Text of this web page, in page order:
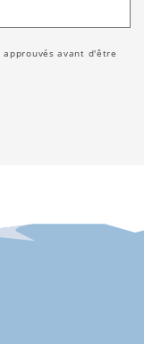
avant d'être